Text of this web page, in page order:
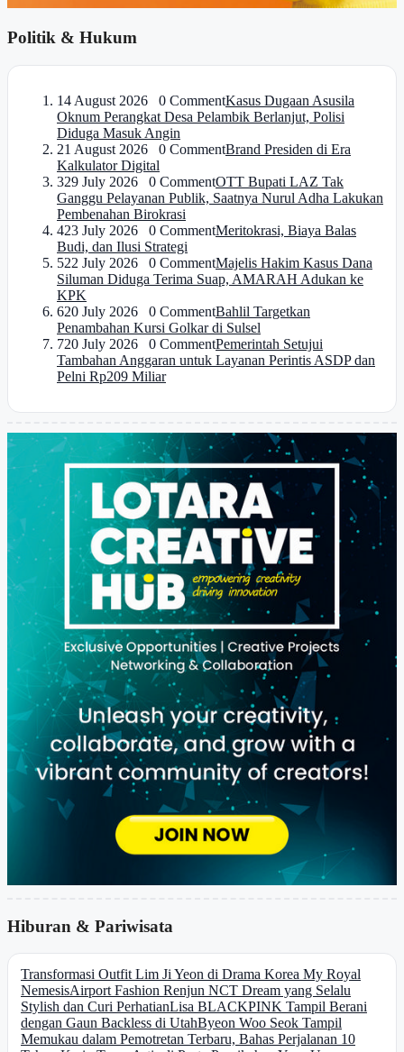
Politik & Hukum
14 August 2026 0 CommentKasus Dugaan Asusila
Oknum Perangkat Desa Pelambik Berlanjut, Polisi
Diduga Masuk Angin
21 August 2026 0 CommentBrand Presiden di Era
Kalkulator Digital
329 July 2026 0 CommentOTT Bupati LAZ Tak
Ganggu Pelayanan Publik, Saatnya Nurul Adha Lakukan
Pembenahan Birokrasi
423 July 2026 0 CommentMeritokrasi, Biaya Balas
Budi, dan Ilusi Strategi
522 July 2026 0 CommentMajelis Hakim Kasus Dana
Siluman Diduga Terima Suap, AMARAH Adukan ke
KPK
620 July 2026 0 CommentBahlil Targetkan
Penambahan Kursi Golkar di Sulsel
720 July 2026 0 CommentPemerintah Setujui
Tambahan Anggaran untuk Layanan Perintis ASDP dan
Pelni Rp209 Miliar
Hiburan & Pariwisata
Transformasi Outfit Lim Ji Yeon di Drama Korea My Royal
NemesisAirport Fashion Renjun NCT Dream yang Selalu
Stylish dan Curi PerhatianLisa BLACKPINK Tampil Berani
dengan Gaun Backless di UtahByeon Woo Seok Tampil
Memukau dalam Pemotretan Terbaru, Bahas Perjalanan 10